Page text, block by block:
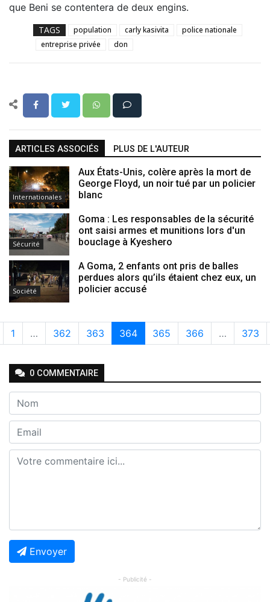
que Beni se contentera de deux engins.
TAGS population carly kasivita
police nationale
entreprise privée
don
ARTICLES ASSOCIÉS PLUS DE L'AUTEUR
Internationales
Aux États-Unis, colère après la mort de
George Floyd, un noir tué par un policier
blanc
Sécurité
Goma : Les responsables de la sécurité
ont saisi armes et munitions lors d'un
bouclage à Kyeshero
Société
A Goma, 2 enfants ont pris de balles
perdues alors qu’ils étaient chez eux, un
policier accusé
1 … 362 363 364 365 366 … 373
0 COMMENTAIRE
Envoyer
- Publicité -